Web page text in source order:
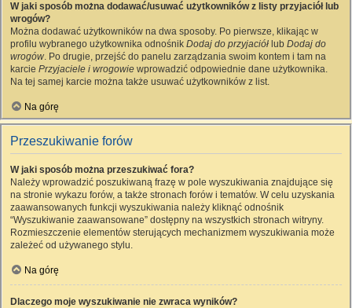
W jaki sposób można dodawać/usuwać użytkowników z listy przyjaciół lub
wrogów?
Można dodawać użytkowników na dwa sposoby. Po pierwsze, klikając w
profilu wybranego użytkownika odnośnik Dodaj do przyjaciół lub Dodaj do
wrogów. Po drugie, przejść do panelu zarządzania swoim kontem i tam na
karcie Przyjaciele i wrogowie wprowadzić odpowiednie dane użytkownika.
Na tej samej karcie można także usuwać użytkowników z list.
Na górę
Przeszukiwanie forów
W jaki sposób można przeszukiwać fora?
Należy wprowadzić poszukiwaną frazę w pole wyszukiwania znajdujące się
na stronie wykazu forów, a także stronach forów i tematów. W celu uzyskania
zaawansowanych funkcji wyszukiwania należy kliknąć odnośnik
“Wyszukiwanie zaawansowane” dostępny na wszystkich stronach witryny.
Rozmieszczenie elementów sterujących mechanizmem wyszukiwania może
zależeć od używanego stylu.
Na górę
Dlaczego moje wyszukiwanie nie zwraca wyników?